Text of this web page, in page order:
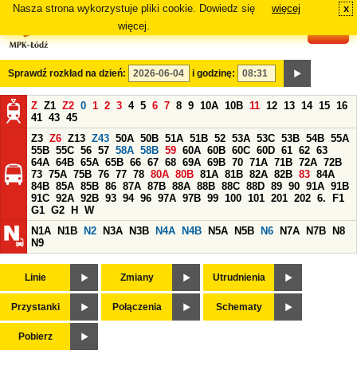
Nasza strona wykorzystuje pliki cookie. Dowiedz się
więcej.
więcej x
Sprawdź rozkład na dzień: i godzinę:
Z Z1 Z2 0 1 2 3 4 5 6 7 8 9 10A 10B 11 12 13 14 15 16
41 43 45
Z3 Z6 Z13 Z43 50A 50B 51A 51B 52 53A 53C 53B 54B 55A
55B 55C 56 57 58A 58B 59 60A 60B 60C 60D 61 62 63
64A 64B 65A 65B 66 67 68 69A 69B 70 71A 71B 72A 72B
73 75A 75B 76 77 78 80A 80B 81A 81B 82A 82B 83 84A
84B 85A 85B 86 87A 87B 88A 88B 88C 88D 89 90 91A 91B
91C 92A 92B 93 94 96 97A 97B 99 100 101 201 202 6.
F1
G1 G2 H
W
N1A
N1B N2 N3A N3B N4A N4B N5A N5B N6 N7A N7B
N8
N9
Linie Zmiany Utrudnienia
Przystanki Połączenia Schematy
Pobierz